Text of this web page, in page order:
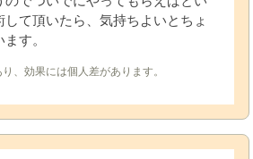
して頂いたら、気持ちよいとちょ
す。
、効果には個人差があります。